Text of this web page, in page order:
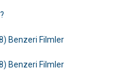
Benzeri Filmler
Benzeri Filmler